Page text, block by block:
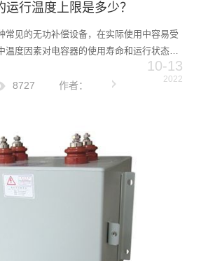
行温度上限是多少？
常见的无功补偿设备，在实际使用中容易受
温度因素对电容器的使用寿命和运行状态有
了，电力滤波电容器允许运行的最高温度是
看？快来了解！温度对电力滤波电容器有
8727 作者：
10-13
2022